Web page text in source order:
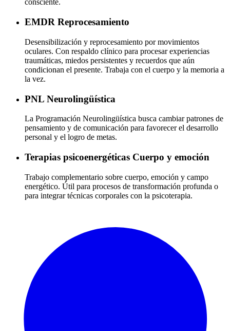
consciente.
EMDR Reprocesamiento
Desensibilización y reprocesamiento por movimientos
oculares. Con respaldo clínico para procesar experiencias
traumáticas, miedos persistentes y recuerdos que aún
condicionan el presente. Trabaja con el cuerpo y la memoria a
la vez.
PNL Neurolingüística
La Programación Neurolingüística busca cambiar patrones de
pensamiento y de comunicación para favorecer el desarrollo
personal y el logro de metas.
Terapias psicoenergéticas Cuerpo y emoción
Trabajo complementario sobre cuerpo, emoción y campo
energético. Útil para procesos de transformación profunda o
para integrar técnicas corporales con la psicoterapia.